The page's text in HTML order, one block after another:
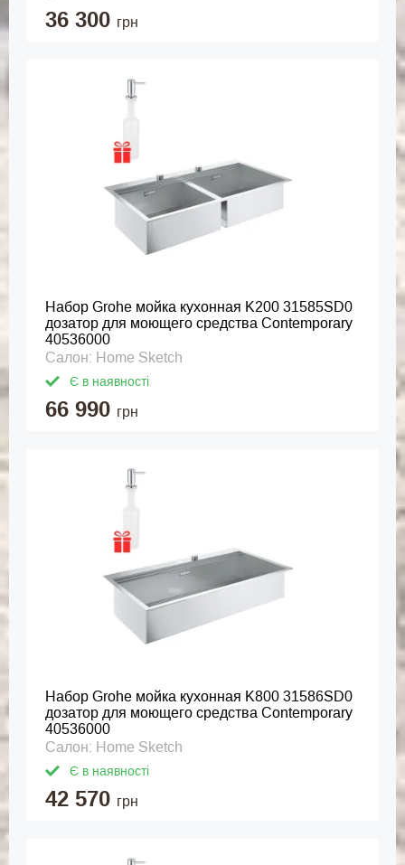
36 300 грн
Набор Grohe мойка кухонная K200 31585SD0
дозатор для моющего средства Contemporary
40536000
Салон: Home Sketch
Є в наявності
66 990 грн
Набор Grohe мойка кухонная K800 31586SD0
дозатор для моющего средства Contemporary
40536000
Салон: Home Sketch
Є в наявності
42 570 грн